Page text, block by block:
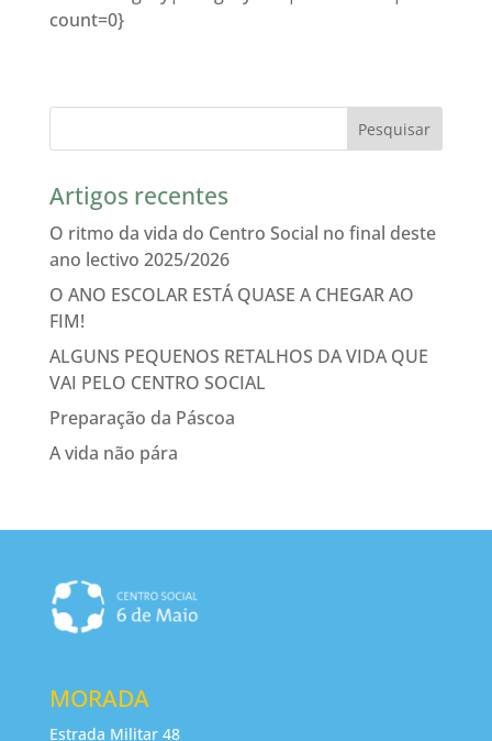
count=0}
Artigos recentes
O ritmo da vida do Centro Social no final deste
ano lectivo 2025/2026
O ANO ESCOLAR ESTÁ QUASE A CHEGAR AO
FIM!
ALGUNS PEQUENOS RETALHOS DA VIDA QUE
VAI PELO CENTRO SOCIAL
Preparação da Páscoa
A vida não pára
MORADA
Estrada Militar 48